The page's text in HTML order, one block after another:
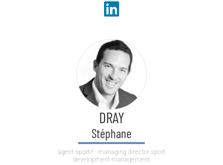
DRAY
Stéphane
agent sportif - managing director sport
development management